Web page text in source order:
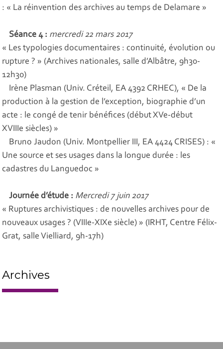
: « La réinvention des archives au temps de Delamare »
Séance 4 : mercredi 22 mars 2017
« Les typologies documentaires : continuité, évolution ou
rupture ? » (Archives nationales, salle d’Albâtre, 9h30-
12h30)
Irène Plasman (Univ. Créteil, EA 4392 CRHEC), « De la
production à la gestion de l’exception, biographie d’un
acte : le congé de tenir bénéfices (début XVe-début
XVIIIe siècles) »
Bruno Jaudon (Univ. Montpellier III, EA 4424 CRISES) : «
Une source et ses usages dans la longue durée : les
cadastres du Languedoc »
Journée d’étude : Mercredi 7 juin 2017
« Ruptures archivistiques : de nouvelles archives pour de
nouveaux usages ? (VIIIe-XIXe siècle) » (IRHT, Centre Félix-
Grat, salle Vielliard, 9h-17h)
Archives